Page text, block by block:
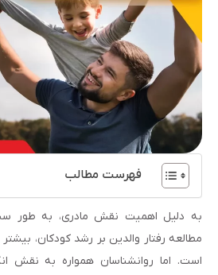
فهرست مطالب
به دلیل اهمیت نقش مادری، به طور
مطالعه رفتار والدین بر رشد کودکان،
است. اما روانشناسان همواره به نقش